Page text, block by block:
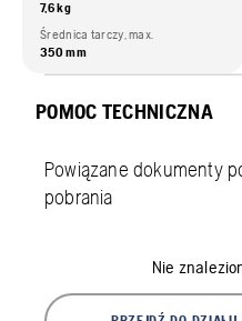
7,6 kg
Średnica tarczy, max.
350 mm
POMOC TECHNICZNA
Powiązane dokumenty
pobrania
Nie